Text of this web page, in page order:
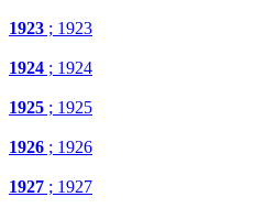
1923 ; 1923
1924 ; 1924
1925 ; 1925
1926 ; 1926
1927 ; 1927